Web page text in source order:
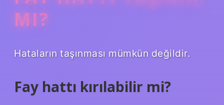
MI?
Hataların taşınması mümkün değildir.
Fay hattı kırılabilir mi?